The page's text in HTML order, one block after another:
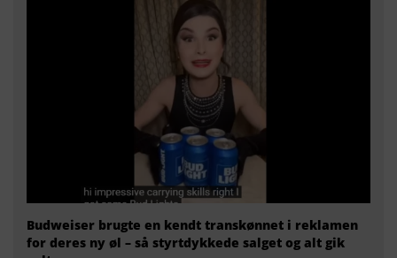
Budweiser brugte en kendt transkønnet i reklamen
for deres ny øl – så styrtdykkede salget og alt gik